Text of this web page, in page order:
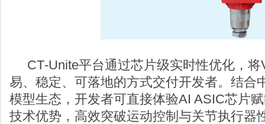
CT‑Unite平台通过芯片级实时性优化，将
易、稳定、可落地的方式交付开发者。结合
模型生态，开发者可直接体验AI ASIC芯片
技术优势，高效突破运动控制与关节执行器